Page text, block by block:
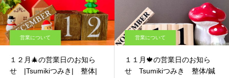
営業について
１２月🎄の営業日のお知ら
せ |Tsumikiつみき| 整体|
営業について
１１月🍁の営業日のお知ら
せ Tsumikiつみき 整体/鍼